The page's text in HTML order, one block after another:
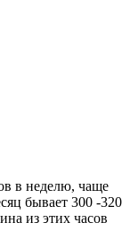
в неделю, чаще
бывает 300 -320
из этих часов